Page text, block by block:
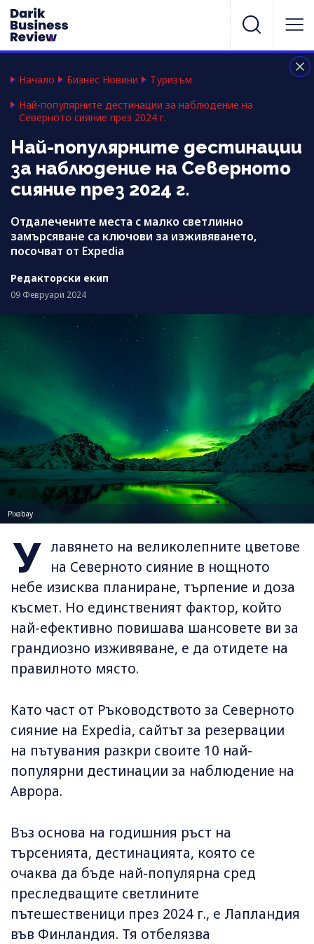
Начало Бизнес Новини
Туризъм
Най-популярните дестинации за наблюдение на
Северното сияние през 2024 г.
Най-популярните дестинации
за наблюдение на Северното
сияние през 2024 г.
Отдалечените места с малко светлинно
замърсяване са ключови за изживяването,
посочват от Expedia
Редакторски екип
09 Февруари 2024
Pixabay
У лавянето на великолепните цветове
на Северното сияние в нощното
небе изисква планиране, търпение и доза
късмет. Но единственият фактор, който
най-ефективно повишава шансовете ви за
грандиозно изживяване, е да отидете на
правилното място.
Като част от Ръководството за Северното
сияние на Expedia, сайтът за резервации
на пътувания разкри своите 10 най-
популярни дестинации за наблюдение на
Аврора.
Въз основа на годишния ръст на
търсенията, дестинацията, която се
очаква да бъде най-популярна сред
преследващите светлините
пътешественици през 2024 г., е Лапландия
във Финландия. Тя отбелязва